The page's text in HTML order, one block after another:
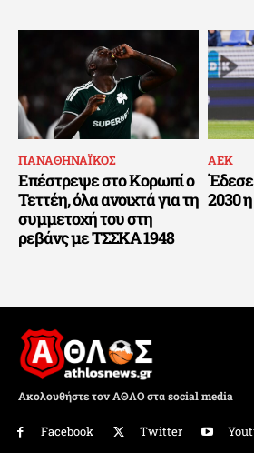
ΠΑΝΑΘΗΝΑΪΚΟΣ
Επέστρεψε στο Κορωπί ο
Τεττέη, όλα ανοιχτά για τη
συμμετοχή του στη
ρεβάνς με ΤΣΣΚΑ 1948
ΑΕΚ
Έδεσε
2030
Ακολουθήστε τον ΑΘΛΟ στα social media
Facebook Twitter